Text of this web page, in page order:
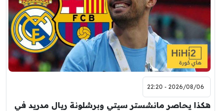
2026/08/06 - 22:20
هكذا يحاصر مانشستر سيتي وبرشلونة ريال مدريد في